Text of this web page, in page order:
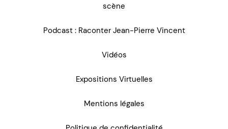
scène
Podcast : Raconter Jean-Pierre Vincent
Vidéos
Expositions Virtuelles
Mentions légales